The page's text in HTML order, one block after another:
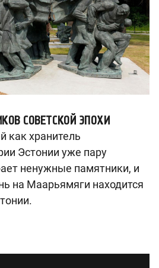
СОВЕТСКОЙ ЭПОХИ
как хранитель
Эстонии уже пару
ненужные памятники, и
на Маарьямяги находится